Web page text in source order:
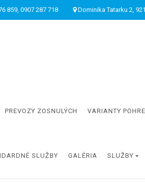
859, 0907 287 718 Dominika Tatarku 2,
PREVOZY ZOSNULÝCH VARIANTY
SLUŽBY GALÉRIA SLUŽBY